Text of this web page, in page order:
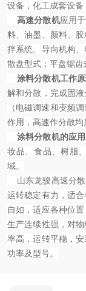
设备，化工成套设备
高速分散机应用
料、油墨、颜料、
拌系统、导向机构
散盘型式：平盘锯齿
涂料分散机工作
解和分散，完成固
（电磁调速和变频
作用，高速作分散均
涂料分散机的应用
妆品、食品、树脂
域。
山东龙骏高速分散
运转稳定有力，适
自如，适应各种位
生产连续性强，对
率高，运转平稳，
功率及型号。